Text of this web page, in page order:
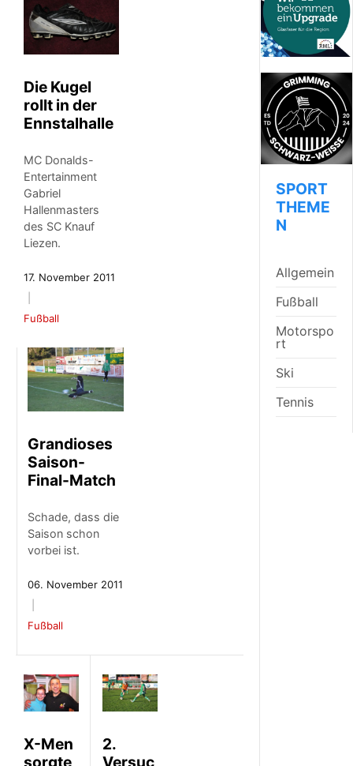
Die Kugel
rollt in der
Ennstalhalle
MC Donalds-
Entertainment
Gabriel
Hallenmasters
des SC Knauf
Liezen.
17. November 2011
Fußball
Grandioses
Saison-
Final-Match
Schade, dass die
Saison schon
vorbei ist.
06. November 2011
Fußball
X-Men
sorgte
2.
Versuc
SPORT
THEME
N
Allgemein
Fußball
Motorspo
rt
Ski
Tennis